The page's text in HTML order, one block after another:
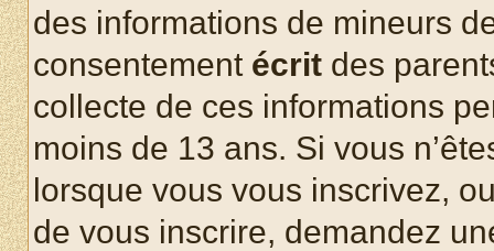
des informations de mineurs
consentement écrit des
collecte de ces informations
moins de 13 ans. Si vous
lorsque vous vous inscrivez,
de vous inscrire, demandez